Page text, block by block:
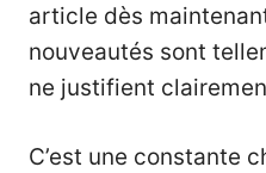
article dès
nouveautés sont
ne justifient
C’est une constante